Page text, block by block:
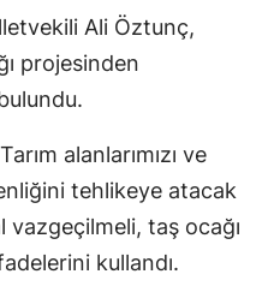
Ali Öztunç,
projesinden
alanlarımızı ve
tehlikeye atacak
vazgeçilmeli, taş ocağı
kullandı.